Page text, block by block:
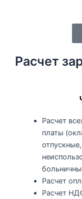
Расчет
Расчет
платы
Расчет
Расчет